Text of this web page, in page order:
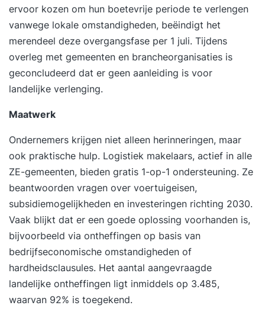
ervoor kozen om hun boetevrije periode te verlengen
vanwege lokale omstandigheden, beëindigt het
merendeel deze overgangsfase per 1 juli. Tijdens
overleg met gemeenten en brancheorganisaties is
geconcludeerd dat er geen aanleiding is voor
landelijke verlenging.
Maatwerk
Ondernemers krijgen niet alleen herinneringen, maar
ook praktische hulp. Logistiek makelaars, actief in alle
ZE-gemeenten, bieden gratis 1-op-1 ondersteuning. Ze
beantwoorden vragen over voertuigeisen,
subsidiemogelijkheden en investeringen richting 2030.
Vaak blijkt dat er een goede oplossing voorhanden is,
bijvoorbeeld via ontheffingen op basis van
bedrijfseconomische omstandigheden of
hardheidsclausules. Het aantal aangevraagde
landelijke ontheffingen ligt inmiddels op 3.485,
waarvan 92% is toegekend.